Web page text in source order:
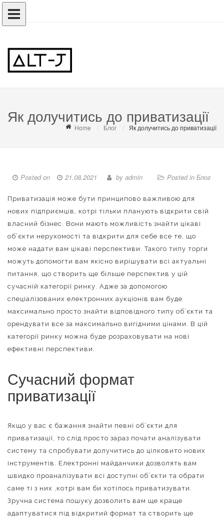
Як долучитись до приватизації
Home Блог Як долучитись до приватизації
Posted on 21.08.2021 by admin Posted in Блог
Приватизація може бути принципово важливою для
нових підприємців, котрі тільки планують відкрити свій
власний бізнес. Вони мають можливість знайти цікаві
об’єкти нерухомості та відкрити для себе все те, що
може надати вам цікаві перспективи. Такого типу торги
можуть допомогти вам якісно вирішувати всі актуальні
питання, що створить ще більше перспектив у цій
сучасній категорії ринку. Адже за допомогою
спеціалізованих електронних аукціонів вам буде
максимально просто знайти відповідного типу об’єкти та
орендувати все за максимально вигідними цінами. В цій
категорії ринку можна буде розраховувати на нові
ефективні перспективи.
Сучасний формат
приватизації
Якщо у вас є бажання знайти певні об’єкти для
приватизації, то слід просто зараз почати аналізувати
систему та спробувати долучитись до цілковито нових
інструментів. Електронні майданчики дозволять вам
швидко проаналізувати всі доступні об’єкти та обрати
саме ті з них ,котрі вам би хотілось приватизувати.
Зручна система пошуку дозволить вам ще краще
адаптуватися під відкритий формат та створить ще